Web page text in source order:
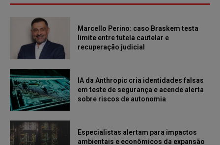
Marcello Perino: caso Braskem testa
limite entre tutela cautelar e
recuperação judicial
IA da Anthropic cria identidades falsas
em teste de segurança e acende alerta
sobre riscos de autonomia
Especialistas alertam para impactos
ambientais e econômicos da expansão